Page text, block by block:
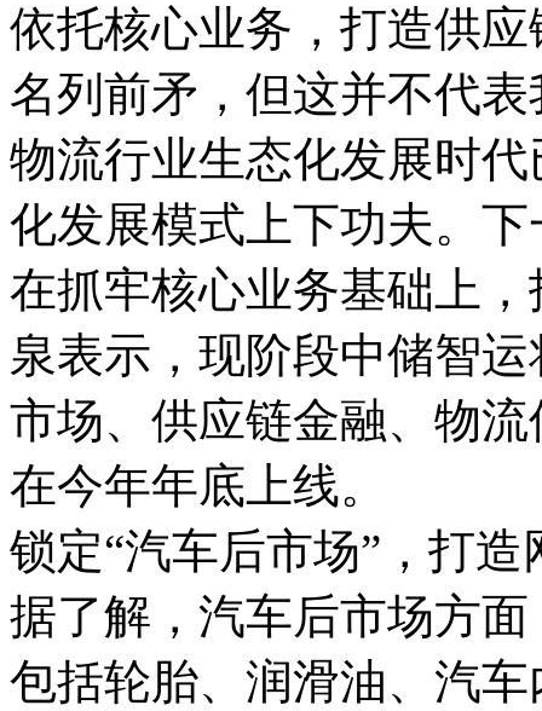
依托核心业务，打造供
名列前矛，但这并不代
物流行业生态化发展时
化发展模式上下功夫。
在抓牢核心业务基础上
泉表示，现阶段中储智
市场、供应链金融、物
在今年年底上线。
锁定“汽车后市场”，打造
据了解，汽车后市场方
包括轮胎、润滑油、汽